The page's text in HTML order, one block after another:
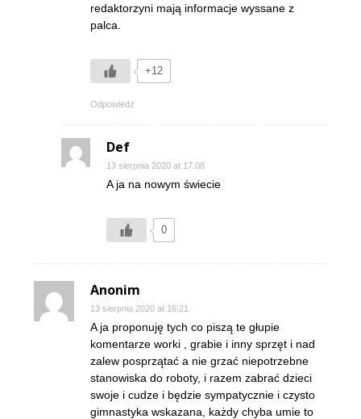
redaktorzyni mają informacje wyssane z
palca.
+12
Odpowiedz
Def
13 sierpnia 2020 at 17:08
A ja na nowym świecie
0
Anonim
13 sierpnia 2020 at 16:21
A ja proponuję tych co piszą te głupie
komentarze worki , grabie i inny sprzęt i nad
zalew posprzątać a nie grzać niepotrzebne
stanowiska do roboty, i razem zabrać dzieci
swoje i cudze i będzie sympatycznie i czysto
gimnastyka wskazana, każdy chyba umie to